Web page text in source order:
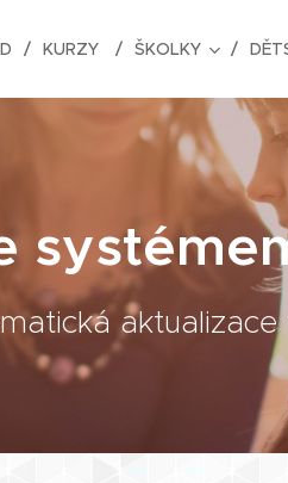
KURZY ŠKOLKY
aktualizace